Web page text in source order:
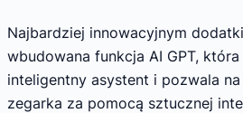
Najbardziej innowacyjnym
wbudowana funkcja AI GPT, która
inteligentny asystent i pozwala
zegarka za pomocą sztucznej